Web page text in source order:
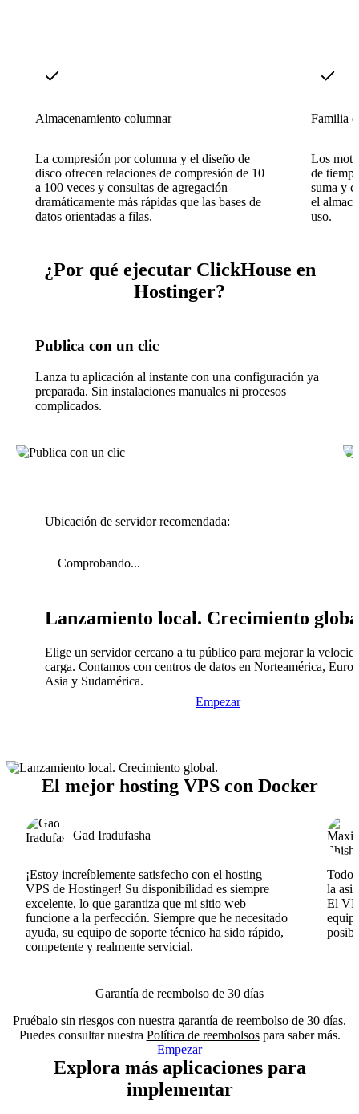
Almacenamiento columnar
La compresión por columna y el diseño de
disco ofrecen relaciones de compresión de 10
a 100 veces y consultas de agregación
dramáticamente más rápidas que las bases de
datos orientadas a filas.
Familia
Los
de
suma y
el
uso.
¿Por qué ejecutar ClickHouse en
Hostinger?
Publica con un clic
Lanza tu aplicación al instante con una configuración ya
preparada. Sin instalaciones manuales ni procesos
complicados.
Ubicación de servidor recomendada:
Comprobando...
Lanzamiento local. Crecimiento
Elige un servidor cercano a tu público para mejorar la
carga. Contamos con centros de datos en Norteamérica,
Asia y Sudamérica.
Empezar
El mejor hosting VPS con Docker
Gad Iradufasha
¡Estoy increíblemente satisfecho con el hosting
VPS de Hostinger! Su disponibilidad es siempre
excelente, lo que garantiza que mi sitio web
funcione a la perfección. Siempre que he necesitado
ayuda, su equipo de soporte técnico ha sido rápido,
competente y realmente servicial.
Todo
la
El
Garantía de reembolso de 30 días
Pruébalo sin riesgos con nuestra garantía de reembolso de 30 días.
Puedes consultar nuestra Política de reembolsospara saber más.
Empezar
Explora más aplicaciones para
implementar